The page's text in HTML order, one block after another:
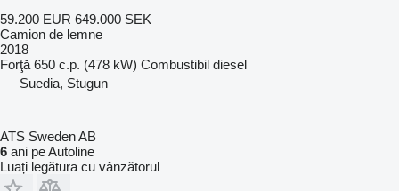
59.200 EUR 649.000 SEK
Camion de lemne
2018
Forţă 650 c.p. (478 kW) Combustibil diesel
Suedia, Stugun
ATS Sweden AB
6 ani pe Autoline
Luați legătura cu vânzătorul